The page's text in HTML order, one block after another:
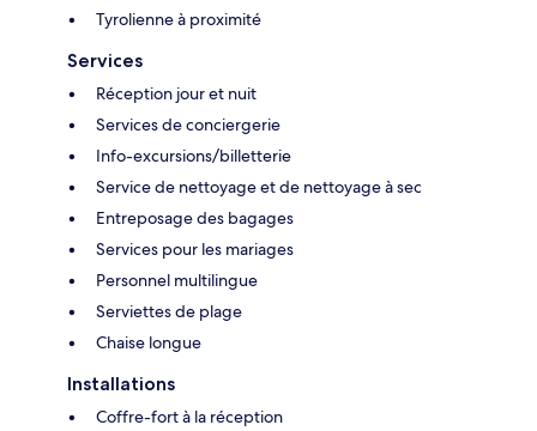
Tyrolienne à proximité
Services
Réception jour et nuit
Services de conciergerie
Info-excursions/billetterie
Service de nettoyage et de nettoyage à sec
Entreposage des bagages
Services pour les mariages
Personnel multilingue
Serviettes de plage
Chaise longue
Installations
Coffre-fort à la réception